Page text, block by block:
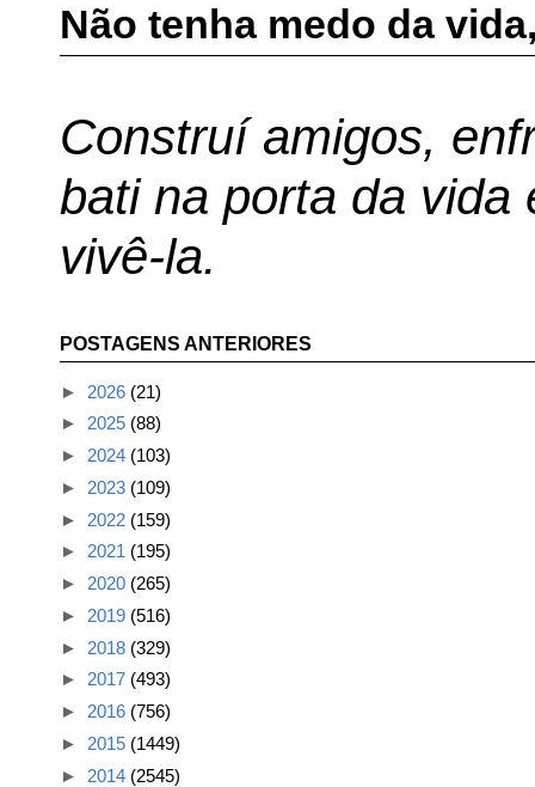
Não tenha medo da
Construí amigos,
bati na porta da vida
vivê-la.
POSTAGENS ANTERIORES
► 2026 (21)
► 2025 (88)
► 2024 (103)
► 2023 (109)
► 2022 (159)
► 2021 (195)
► 2020 (265)
► 2019 (516)
► 2018 (329)
► 2017 (493)
► 2016 (756)
► 2015 (1449)
► 2014 (2545)